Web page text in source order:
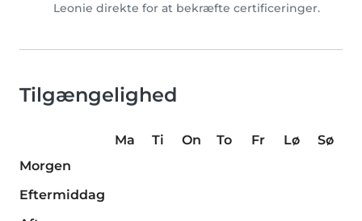
Leonie direkte for at bekræfte certificeringer.
Tilgængelighed
Ma Ti On To Fr Lø
Sø
Morgen
Eftermiddag